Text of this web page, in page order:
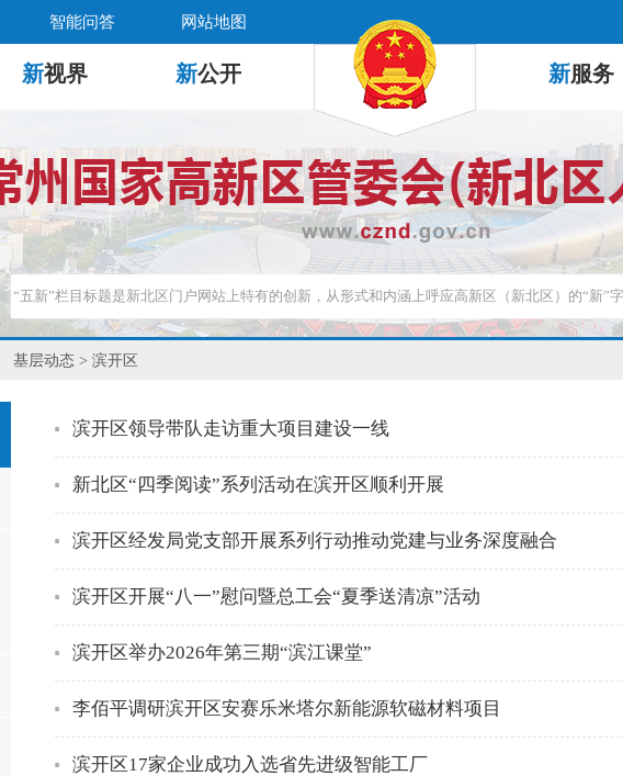
智能问答 网站地图
新视界 新公开 新服务
基层动态 > 滨开区
滨开区领导带队走访重大项目建设一线
新北区“四季阅读”系列活动在滨开区顺利开展
滨开区经发局党支部开展系列行动推动党建与业务深度融合
滨开区开展“八一”慰问暨总工会“夏季送清凉”活动
滨开区举办2026年第三期“滨江课堂”
李佰平调研滨开区安赛乐米塔尔新能源软磁材料项目
滨开区17家企业成功入选省先进级智能工厂